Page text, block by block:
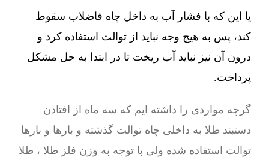
یا این که با فشار آب به داخل چاه فاضلاب سقوط
کند، پس به هیچ وجه نباید از توالت استفاده کرد و
درون آن نیز نباید آب ریخت تا در ابتدا به حل مشکل
پرداخت.
گرچه مواردی را داشته ایم که سه ماه از افتادن
دستبند طلا به داخلی چاه توالت گذشته و بارها و بارها
توالت استفاده شده ولی با توجه به وزن فلز طلا ، طلا